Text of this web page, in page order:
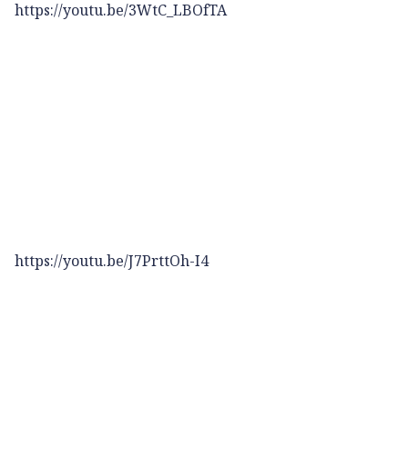
https://youtu.be/3WtC_LBOfTA
https://youtu.be/J7PrttOh-I4